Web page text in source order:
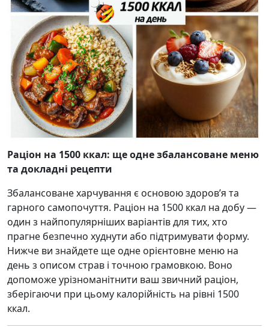
Раціон на 1500 ккал: ще одне збалансоване меню
та докладні рецепти
Збалансоване харчування є основою здоров’я та
гарного самопочуття. Раціон на 1500 ккал на добу —
один з найпопулярніших варіантів для тих, хто
прагне безпечно худнути або підтримувати форму.
Нижче ви знайдете ще одне орієнтовне меню на
день з описом страв і точною грамовкою. Воно
допоможе урізноманітнити ваш звичний раціон,
зберігаючи при цьому калорійність на рівні 1500
ккал.